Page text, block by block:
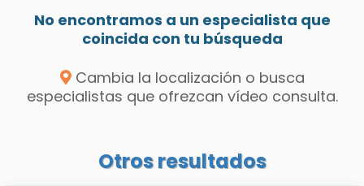
No encontramos a un especialista que
coincida con tu búsqueda
Cambia la localización o busca
especialistas que ofrezcan vídeo consulta.
Otros resultados